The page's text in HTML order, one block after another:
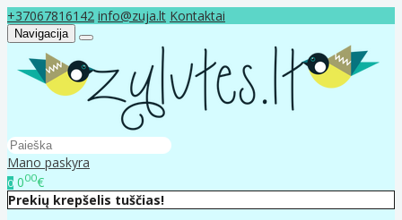
+37067816142 info@zuja.lt Kontaktai
Navigacija
Mano paskyra
0 000€
Prekių krepšelis tuščias!